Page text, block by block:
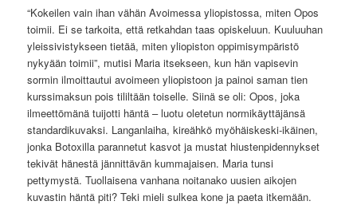
“Kokeilen vain ihan vähän Avoimessa yliopistossa, miten Opos
toimii. Ei se tarkoita, että retkahdan taas opiskeluun. Kuuluuhan
yleissivistykseen tietää, miten yliopiston oppimisympäristö
nykyään toimii”, mutisi Maria itsekseen, kun hän vapisevin
sormin ilmoittautui avoimeen yliopistoon ja painoi saman tien
kurssimaksun pois tililtään toiselle. Siinä se oli: Opos, joka
ilmeettömänä tuijotti häntä – luotu oletetun normikäyttäjänsä
standardikuvaksi. Langanlaiha, kireähkö myöhäiskeski-ikäinen,
jonka Botoxilla parannetut kasvot ja mustat hiustenpidennykset
tekivät hänestä jännittävän kummajaisen. Maria tunsi
pettymystä. Tuollaisena vanhana noitanako uusien aikojen
kuvastin häntä piti? Teki mieli sulkea kone ja paeta itkemään.